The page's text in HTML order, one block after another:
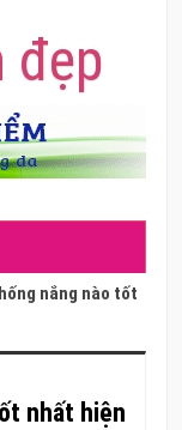
đẹp
nắng nào tốt
nhất hiện